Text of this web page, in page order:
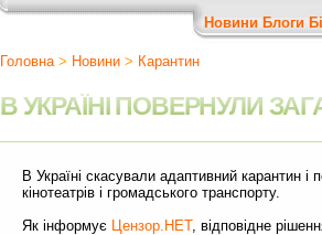
Новини Блоги
Головна> Новини > Карантин
В УКРАЇНІ ПОВЕРНУЛИ
В Україні скасували адаптивний карантин
кінотеатрів і громадського транспорту.
Як інформує Цензор.НЕТ, відповідне